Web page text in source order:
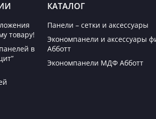
товару!
в
КАТАЛОГ
Панели – сетки и аксессуары
Экономпанели и аксессуары
Абботт
Экономпанели МДФ Абботт